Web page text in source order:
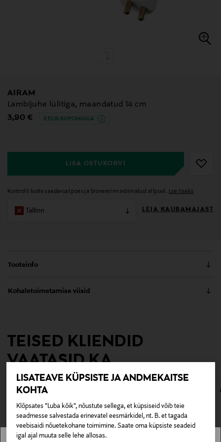
LISATEAVE KÜPSISTE JA ANDMEKAITSE
KOHTA
Klõpsates "Luba kõik", nõustute sellega, et küpsiseid võib teie
seadmesse salvestada erinevatel eesmärkidel, nt. B. et tagada
veebisaidi nõuetekohane toimimine. Saate oma küpsiste seadeid
igal ajal muuta selle lehe allosas.
AIRAM
Lambijuhe lülitiga, maandatud 14 cm
Original Price
3,90 € EELIS KUPONGIGA
LISA OSTUKORVI
Kontrolli toote saadavust poes ja broneerimisvõimalust allpool. Loe lisaks
Tallinn LEIA KAUBAMAJAST
Tooteinfo
ühendusadapter.
117246216
Valmistaja tootenumber
6435200175113
Airam Oy
Tootja aadress
Kohaletoimetamise viisid
Tarnimine pakiautomaati või postkontorisse
TEISED KLIENDID
VAATASID KA